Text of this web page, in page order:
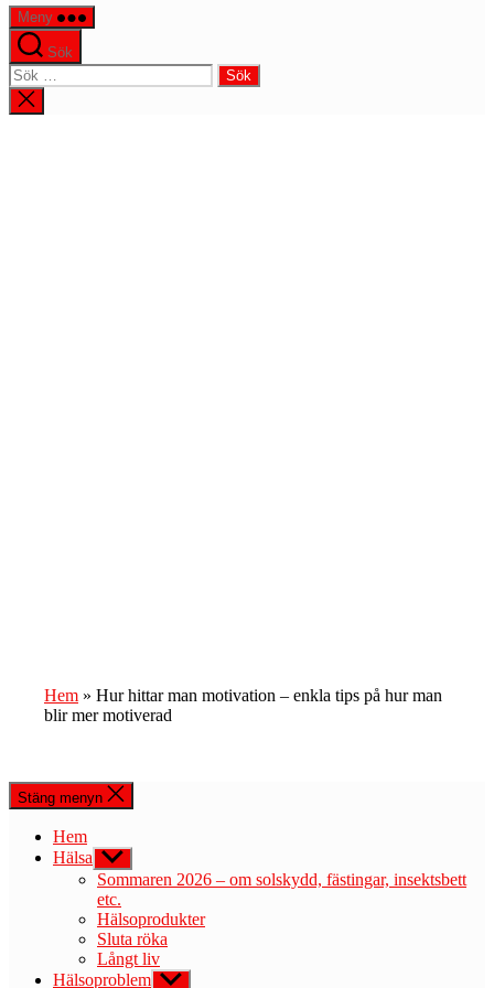
Meny
Sök
Sök
efter:
Stäng
sökningen
Hem » Hur hittar man motivation – enkla tips på hur man
blir mer motiverad
Stäng menyn
Hem
Hälsa Visa
undermeny
Sommaren 2026 – om solskydd, fästingar, insektsbett
etc.
Hälsoprodukter
Sluta röka
Långt liv
Hälsoproblem Visa